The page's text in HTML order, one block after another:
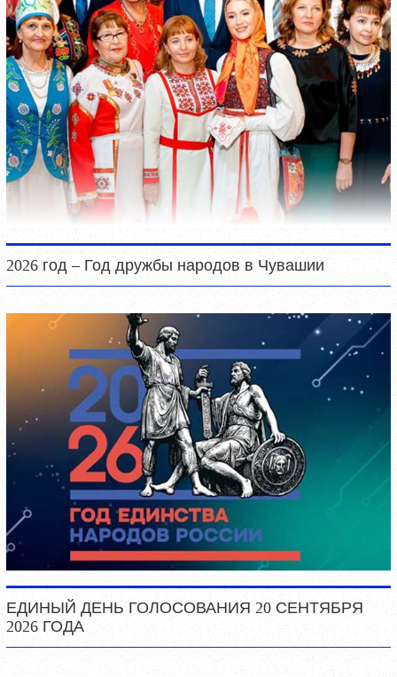
2026 год – Год дружбы народов в Чувашии
ЕДИНЫЙ ДЕНЬ ГОЛОСОВАНИЯ 20 СЕНТЯБРЯ
2026 ГОДА